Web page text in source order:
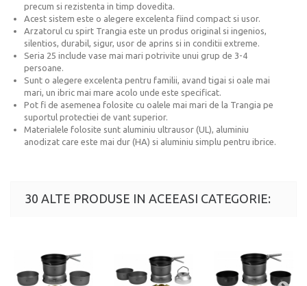
precum si rezistenta in timp dovedita.
Acest sistem este o alegere excelenta fiind compact si usor.
Arzatorul cu spirt Trangia este un produs original si ingenios,
silentios, durabil, sigur, usor de aprins si in conditii extreme.
Seria 25 include vase mai mari potrivite unui grup de 3-4
persoane.
Sunt o alegere excelenta pentru familii, avand tigai si oale mai
mari, un ibric mai mare acolo unde este specificat.
Pot fi de asemenea folosite cu oalele mai mari de la Trangia pe
suportul protectiei de vant superior.
Materialele folosite sunt aluminiu ultrausor (UL), aluminiu
anodizat care este mai dur (HA) si aluminiu simplu pentru ibrice.
30 ALTE PRODUSE IN ACEEASI CATEGORIE: